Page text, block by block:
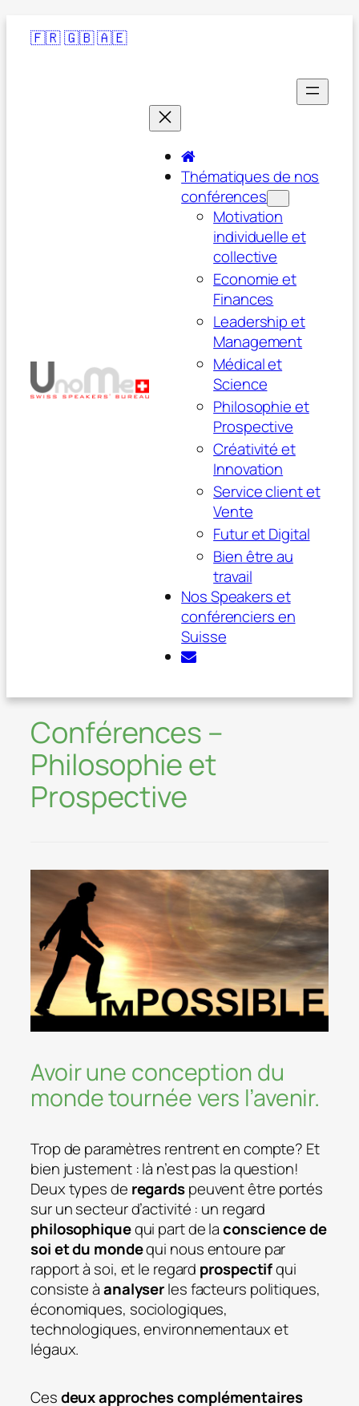
🇫🇷🇬🇧🇦🇪
Thématiques de nos
conférences
Motivation
individuelle et
collective
Economie et
Finances
Leadership et
Management
Médical et
Science
Philosophie et
Prospective
Créativité et
Innovation
Service client et
Vente
Futur et Digital
Bien être au
travail
Nos Speakers et
conférenciers en
Suisse
Conférences –
Philosophie et
Prospective
Avoir une conception du
monde tournée vers l’avenir.
Trop de paramètres rentrent en compte? Et
bien justement : là n’est pas la question!
Deux types de regardspeuvent être portés
sur un secteur d’activité : un regard
philosophiquequi part de laconscience de
soi et du mondequi nous entoure par
rapport à soi, et le regard prospectifqui
consiste àanalyserles facteurs politiques,
économiques, sociologiques,
technologiques, environnementaux et
légaux.
Cesdeux approches complémentaires